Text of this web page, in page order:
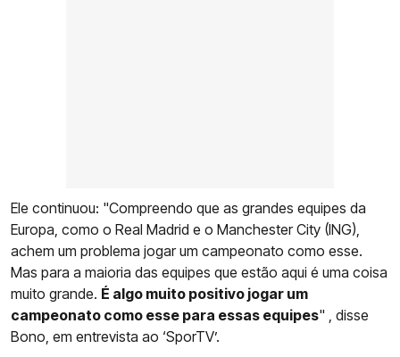
Ele continuou: "Compreendo que as grandes equipes da
Europa, como o Real Madrid e o Manchester City (ING),
achem um problema jogar um campeonato como esse.
Mas para a maioria das equipes que estão aqui é uma coisa
muito grande. É algo muito positivo jogar um
campeonato como esse para essas equipes" , disse
Bono, em entrevista ao ‘SporTV’.